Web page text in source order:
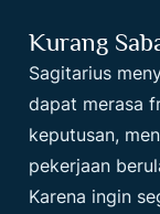
Kurang
Sagitarius
dapat merasa
keputusan,
pekerjaan
Karena ingin